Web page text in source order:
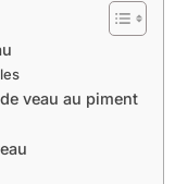
veau au piment